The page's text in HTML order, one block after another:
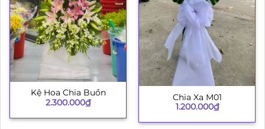
Kệ Hoa Chia Buồn
2.300.000₫
Chia Xa M01
1.200.000₫